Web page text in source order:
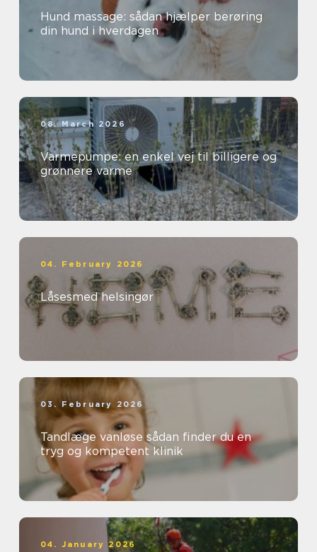
Hund massage: sådan hjælper berøring
din hund i hverdagen
08. March 2026
Varmepumpe: en enkel vej til billigere og
grønnere varme
04. February 2026
Låsesmed helsingør
03. February 2026
Tandlæge vanløse sådan finder du en
tryg og kompetent klinik
04. January 2026